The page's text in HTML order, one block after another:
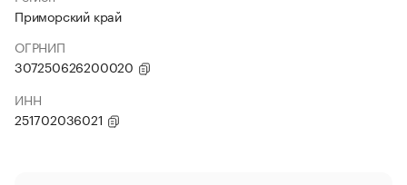
Приморский край
ОГРНИП
307250626200020
ИНН
251702036021